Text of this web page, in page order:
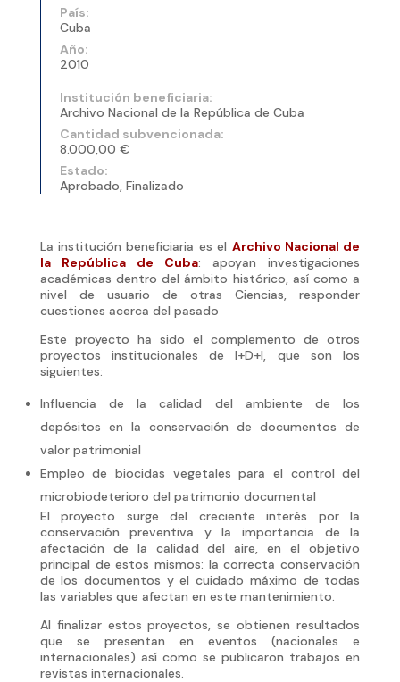
País:
Cuba
Año:
2010
Institución beneficiaria:
Archivo Nacional de la República de Cuba
Cantidad subvencionada:
8.000,00 €
Estado:
Aprobado, Finalizado
La institución beneficiaria es el Archivo Nacional de
la República de Cuba: apoyan investigaciones
académicas dentro del ámbito histórico, así como a
nivel de usuario de otras Ciencias, responder
cuestiones acerca del pasado
Este proyecto ha sido el complemento de otros
proyectos institucionales de I+D+I, que son los
siguientes:
Influencia de la calidad del ambiente de los
depósitos en la conservación de documentos de
valor patrimonial
Empleo de biocidas vegetales para el control del
microbiodeterioro del patrimonio documental
El proyecto surge del creciente interés por la
conservación preventiva y la importancia de la
afectación de la calidad del aire, en el objetivo
principal de estos mismos: la correcta conservación
de los documentos y el cuidado máximo de todas
las variables que afectan en este mantenimiento.
Al finalizar estos proyectos, se obtienen resultados
que se presentan en eventos (nacionales e
internacionales) así como se publicaron trabajos en
revistas internacionales.